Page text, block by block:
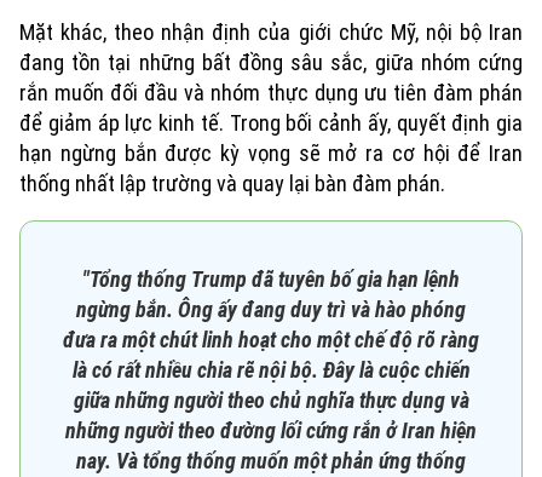
Xu hướng
Mặt khác, theo nhận định của giới chức Mỹ, nội bộ Iran
đang tồn tại những bất đồng sâu sắc, giữa nhóm cứng
rắn muốn đối đầu và nhóm thực dụng ưu tiên đàm phán
để giảm áp lực kinh tế. Trong bối cảnh ấy, quyết định gia
hạn ngừng bắn được kỳ vọng sẽ mở ra cơ hội để Iran
thống nhất lập trường và quay lại bàn đàm phán.
"Tổng thống Trump đã tuyên bố gia hạn lệnh
ngừng bắn. Ông ấy đang duy trì và hào phóng
đưa ra một chút linh hoạt cho một chế độ rõ ràng
là có rất nhiều chia rẽ nội bộ. Đây là cuộc chiến
giữa những người theo chủ nghĩa thực dụng và
những người theo đường lối cứng rắn ở Iran hiện
nay. Và tổng thống muốn một phản ứng thống